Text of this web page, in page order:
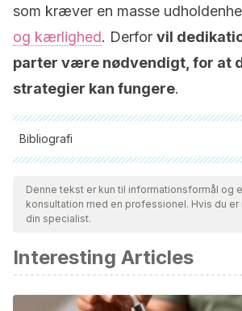
som kræver en masse
og kærlighed. Derfor vil
parter være nødvendigt, for at
strategier kan fungere.
Bibliografi
Alle citerede kilder blev grundigt
for at sikre deres kvalitet, pålidelighed,
Bibliografien i denne artikel blev betragtet
Núñez F, Cantó-Milà C, Seebach S.
traición. El papel de la confianza y sus
relaciones de pareja. Sociológica
Denne tekst er kun til informationsformål og
konsultation med en professionel. Hvis du er
din specialist.
Interesting Articles